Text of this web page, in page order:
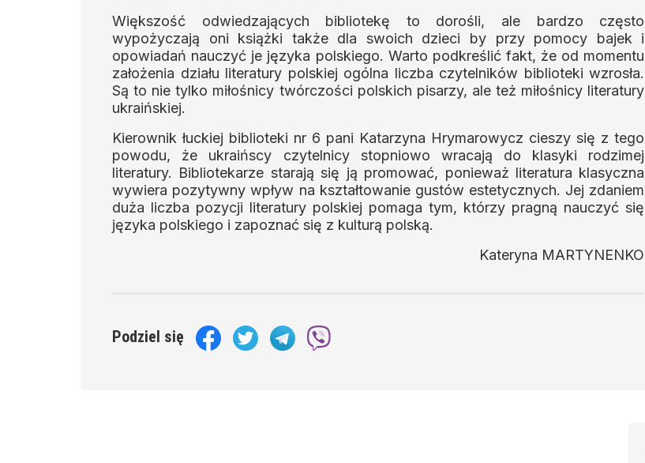
Większość odwiedzających bibliotekę to dorośli, ale bardzo często
wypożyczają oni książki także dla swoich dzieci by przy pomocy bajek i
opowiadań nauczyć je języka polskiego. Warto podkreślić fakt, że od momentu
założenia działu literatury polskiej ogólna liczba czytelników biblioteki wzrosła.
Są to nie tylko miłośnicy twórczości polskich pisarzy, ale też miłośnicy literatury
ukraińskiej.
Kierownik łuckiej biblioteki nr 6 pani Katarzyna Hrymarowycz cieszy się z tego
powodu, że ukraińscy czytelnicy stopniowo wracają do klasyki rodzimej
literatury. Bibliotekarze starają się ją promować, ponieważ literatura klasyczna
wywiera pozytywny wpływ na kształtowanie gustów estetycznych. Jej zdaniem
duża liczba pozycji literatury polskiej pomaga tym, którzy pragną nauczyć się
języka polskiego i zapoznać się z kulturą polską.
Kateryna MARTYNENKO
Podziel się